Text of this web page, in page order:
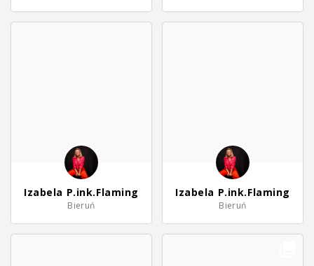
Izabela P.ink.Flaming
Bieruń
Izabela P.ink.Flaming
Bieruń